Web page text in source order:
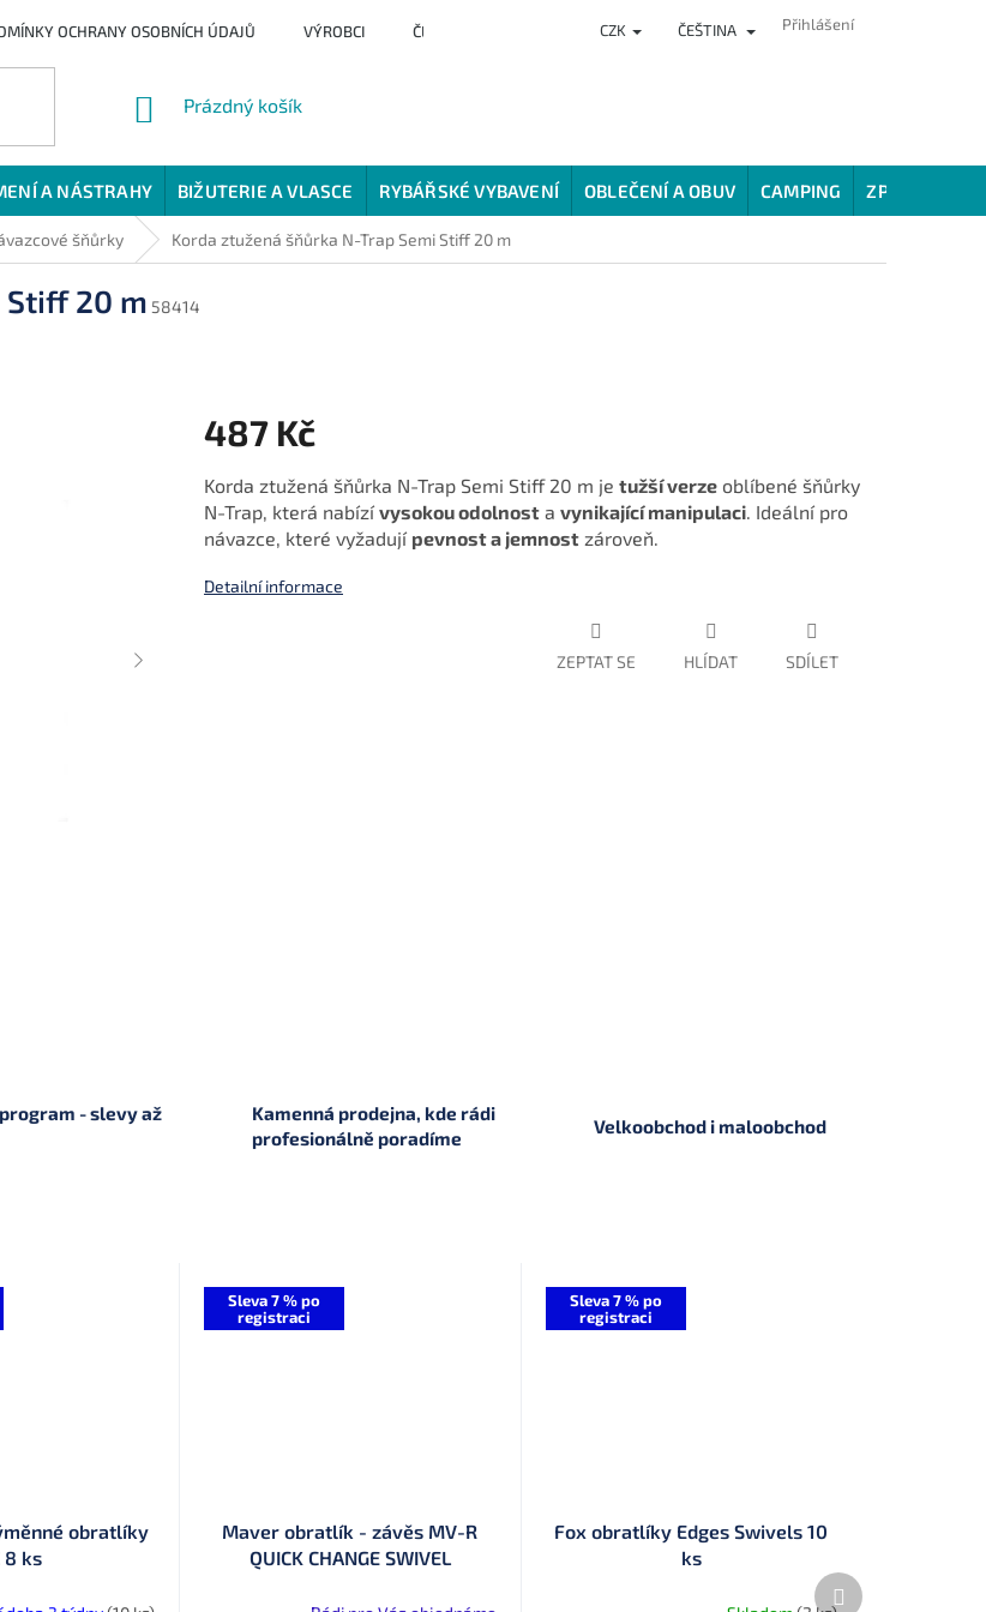
OCHRANY OSOBNÍCH ÚDAJŮ VÝROBCI ČLÁNKY HODNOCENÍ OBCHODU VĚRNOSTNÍ
CZK ČEŠTINA Přihlášení
NÁKUPNÍ
Prázdný košík
A NÁSTRAHY BIŽUTERIE A VLASCE RYBÁŘSKÉ VYBAVENÍ OBLEČENÍ A OBUV CAMPING ZPŮSOBY
šňůrky Korda ztužená šňůrka N-Trap Semi Stiff 20 m
Stiff 20 m 58414
487 Kč
cena:
Korda ztužená šňůrka N-Trap Semi Stiff 20 m je tužší verze oblíbené šňůrky
N-Trap, která nabízívysokou odolnost a vynikající manipulaci. Ideální pro
návazce, které vyžadují pevnost a jemnost zároveň.
Detailní informace
ZEPTAT SE HLÍDAT SDÍLET
- slevy až
Kamenná prodejna, kde rádi
profesionálně poradíme
Velkoobchod i maloobchod
obratlíky
8 ks
Sleva 7 % po
registraci
Maver obratlík - závěs MV-R
QUICK CHANGE SWIVEL
Sleva 7 % po
registraci
Fox obratlíky Edges Swivels 10
ks
Další
produkt